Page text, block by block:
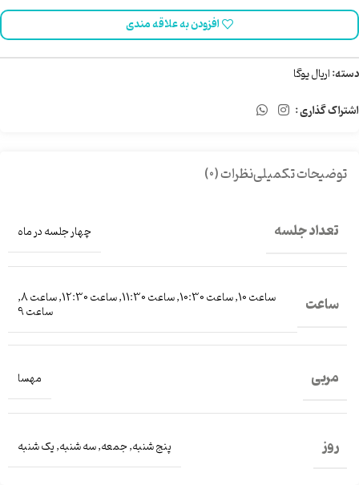
افزودن به علاقه مندی
دسته:اریال یوگا
اشتراک گذاری :
توضیحات تکمیلینظرات (0)
تعداد جلسه چهار جلسه در ماه
ساعت ساعت 10 ,ساعت 10:30 ,ساعت 11:30 ,ساعت 12:30 ,ساعت 8 ,
ساعت 9
مربی مهسا
روز پنج شنبه,جمعه,سه شنبه,یک شنبه